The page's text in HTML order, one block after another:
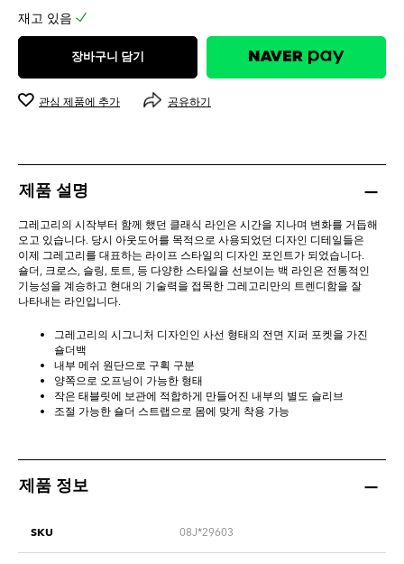
재고 있음
장바구니 담기
관심 제품에 추가 공유하기
제품 설명
그레고리의 시작부터 함께 했던 클래식 라인은 시간을 지나며 변화를 거듭해
오고 있습니다. 당시 아웃도어를 목적으로 사용되었던 디자인 디테일들은
이제 그레고리를 대표하는 라이프 스타일의 디자인 포인트가 되었습니다.
숄더, 크로스, 슬링, 토트, 등 다양한 스타일을 선보이는 백 라인은 전통적인
기능성을 계승하고 현대의 기술력을 접목한 그레고리만의 트렌디함을 잘
나타내는 라인입니다.
그레고리의 시그니처 디자인인 사선 형태의 전면 지퍼 포켓을 가진
숄더백
내부 메쉬 원단으로 구획 구분
양쪽으로 오프닝이 가능한 형태
작은 태블릿에 보관에 적합하게 만들어진 내부의 별도 슬리브
조절 가능한 숄더 스트랩으로 몸에 맞게 착용 가능
제품 정보
SKU 08J*29603